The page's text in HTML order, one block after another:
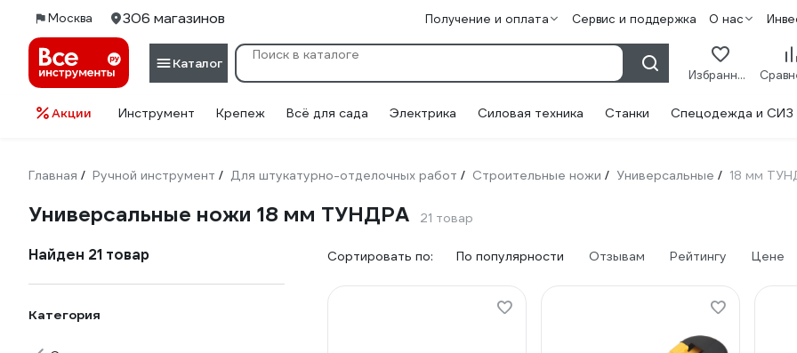
Москва 306 магазинов Получение и оплата Сервис и поддержка О нас
Каталог
Избранное
Акции Инструмент Крепеж Всё для сада Электрика Силовая техника Станки Спецодежда и СИЗ
Главная / Ручной инструмент / Для штукатурно-отделочных работ / Строительные ножи / Универсальные / 18 мм
Универсальные ножи 18 мм ТУНДРА 21 товар
Найден 21 товар
Категория
Сортировать по: По популярности Отзывам Рейтингу Цене